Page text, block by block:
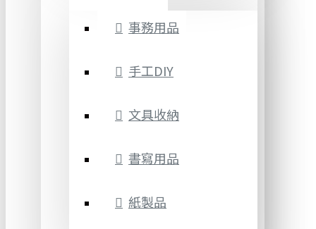
事務用品
手工DIY
文具收納
書寫用品
紙製品